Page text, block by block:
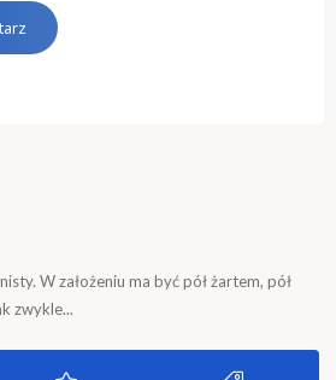
W założeniu ma być pół żartem, pół
zwykle...